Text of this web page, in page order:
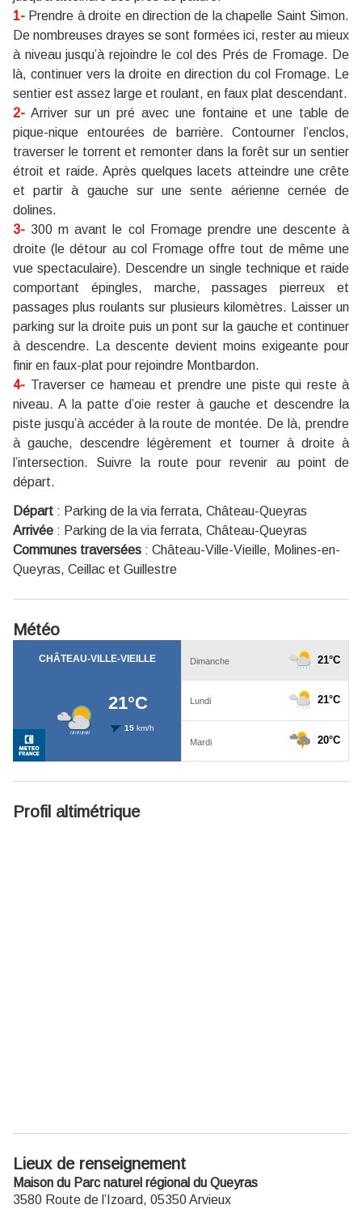
1- Prendre à droite en direction de la chapelle Saint Simon.
De nombreuses drayes se sont formées ici, rester au mieux
à niveau jusqu’à rejoindre le col des Prés de Fromage. De
là, continuer vers la droite en direction du col Fromage. Le
sentier est assez large et roulant, en faux plat descendant.
2- Arriver sur un pré avec une fontaine et une table de
pique-nique entourées de barrière. Contourner l’enclos,
traverser le torrent et remonter dans la forêt sur un sentier
étroit et raide. Après quelques lacets atteindre une crête
et partir à gauche sur une sente aérienne cernée de
dolines.
3- 300 m avant le col Fromage prendre une descente à
droite (le détour au col Fromage offre tout de même une
vue spectaculaire). Descendre un single technique et raide
comportant épingles, marche, passages pierreux et
passages plus roulants sur plusieurs kilomètres. Laisser un
parking sur la droite puis un pont sur la gauche et continuer
à descendre. La descente devient moins exigeante pour
finir en faux-plat pour rejoindre Montbardon.
4- Traverser ce hameau et prendre une piste qui reste à
niveau. A la patte d’oie rester à gauche et descendre la
piste jusqu’à accéder à la route de montée. De là, prendre
à gauche, descendre légèrement et tourner à droite à
l’intersection. Suivre la route pour revenir au point de
départ.
Départ : Parking de la via ferrata, Château-Queyras
Arrivée : Parking de la via ferrata, Château-Queyras
Communes traversées : Château-Ville-Vieille, Molines-en-
Queyras, Ceillac et Guillestre
Météo
Profil altimétrique
Lieux de renseignement
Maison du Parc naturel régional du Queyras
3580 Route de l’Izoard, 05350Arvieux